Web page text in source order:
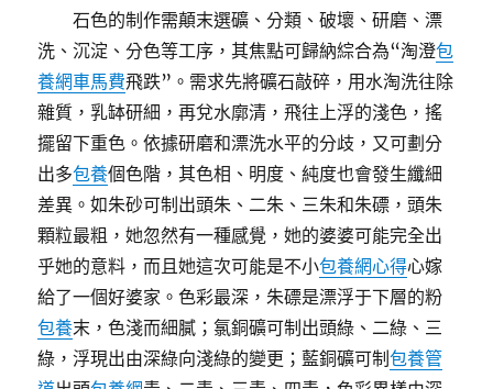
石色的制作需顛末選礦、分類、破壞、研磨、漂
洗、沉淀、分色等工序，其焦點可歸納綜合為“淘澄包
養網車馬費飛跌”。需求先將礦石敲碎，用水淘洗往除
雜質，乳缽研細，再兌水廓清，飛往上浮的淺色，搖
擺留下重色。依據研磨和漂洗水平的分歧，又可劃分
出多包養個色階，其色相、明度、純度也會發生纖細
差異。如朱砂可制出頭朱、二朱、三朱和朱磦，頭朱
顆粒最粗，她忽然有一種感覺，她的婆婆可能完全出
乎她的意料，而且她這次可能是不小包養網心得心嫁
給了一個好婆家。色彩最深，朱磦是漂浮于下層的粉
包養末，色淺而細膩；氯銅礦可制出頭綠、二綠、三
綠，浮現出由深綠向淺綠的變更；藍銅礦可制包養管